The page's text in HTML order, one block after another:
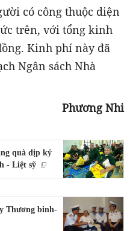
có công thuộc diện
trên, với tổng kinh
Kinh phí này đã
Ngân sách Nhà
Phương Nhi
quà dịp kỷ
- Liệt sỹ
Thương binh-